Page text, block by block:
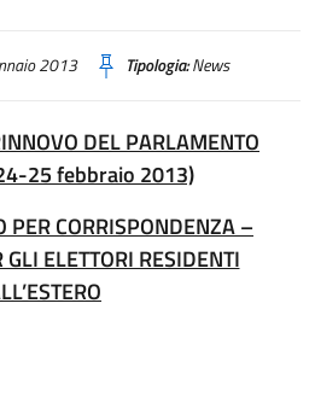
2013 Tipologia:News
DEL PARLAMENTO
25 febbraio 2013)
PER CORRISPONDENZA –
ELETTORI RESIDENTI